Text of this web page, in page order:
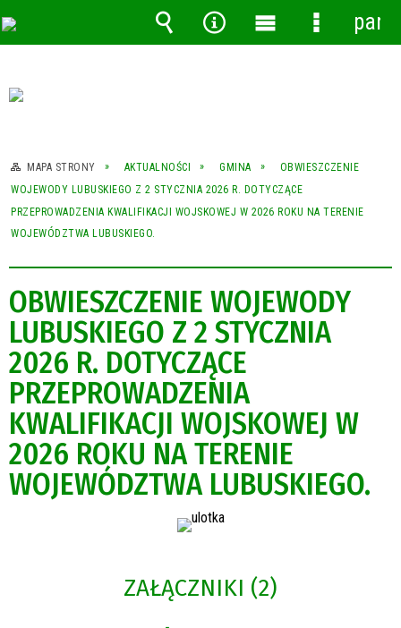
MAPA STRONY AKTUALNOŚCI GMINA
OBWIESZCZENIE
WOJEWODY LUBUSKIEGO Z 2 STYCZNIA 2026 R. DOTYCZĄCE
PRZEPROWADZENIA KWALIFIKACJI WOJSKOWEJ W 2026 ROKU NA TERENIE
WOJEWÓDZTWA LUBUSKIEGO.
OBWIESZCZENIE WOJEWODY
LUBUSKIEGO Z 2 STYCZNIA
2026 R. DOTYCZĄCE
PRZEPROWADZENIA
KWALIFIKACJI WOJSKOWEJ W
2026 ROKU NA TERENIE
WOJEWÓDZTWA LUBUSKIEGO.
ZAŁĄCZNIKI (2)
Wyszukiwarka
Narzędzia
MenuMenu